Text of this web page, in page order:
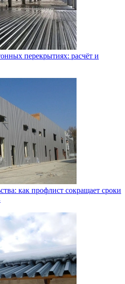
перекрытиях: расчёт и
как профлист сокращает сроки